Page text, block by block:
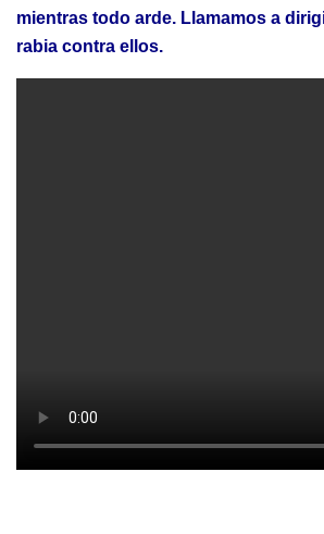
mientras todo arde. Llamamos a
rabia contra ellos.